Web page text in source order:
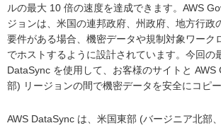
ルの最大 10 倍の速度を達成できます。AWS
ジョンは、米国の連邦政府、州政府、地方行政
要件がある場合、機密データや規制対象ワーク
でホストするように設計されています。今回の
DataSync を使用して、お客様のサイトと AWS
部) リージョンの間で機密データを安全にコピ
AWS DataSync は、米国東部 (バージニア北部